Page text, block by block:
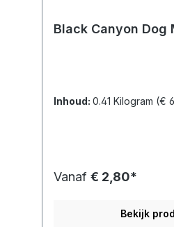
Black Canyon Dog
Inhoud: 0.41 Kilogram (€
Vanaf € 2,80*
Bekijk